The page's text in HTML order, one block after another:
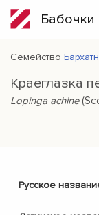
Семейство
Краеглазка
Lopinga achine
Русское